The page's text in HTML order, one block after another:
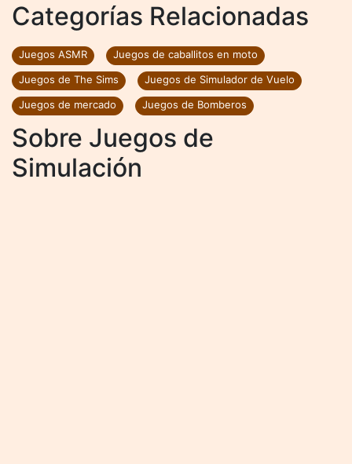
Categorías Relacionadas
Juegos ASMR
Juegos de caballitos en moto
Juegos de The Sims
Juegos de Simulador de Vuelo
Juegos de mercado
Juegos de Bomberos
Sobre Juegos de
Simulación